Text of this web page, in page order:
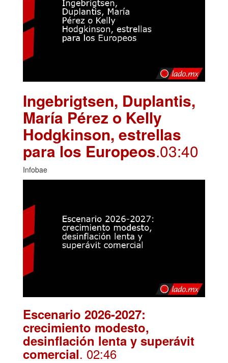
Ingebrigtsen, Duplantis,
María Pérez o Kelly
Hodgkinson, estrellas
para los Europeos.03:40
Infobae
Escenario 2026-2027:
crecimiento modesto,
desinflación lenta y superávit
comercial. 02:46